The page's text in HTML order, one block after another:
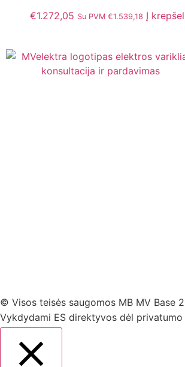
€1.272,05 Su PVM €1.539,18 Į
© Visos teisės saugomos MB MV Base
Vykdydami ES direktyvos dėl